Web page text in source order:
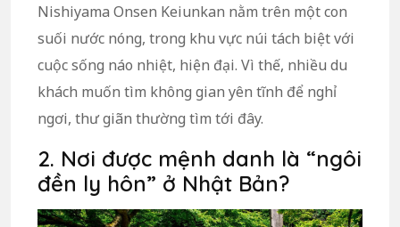
Nishiyama Onsen Keiunkan nằm trên một con
suối nước nóng, trong khu vực núi tách biệt với
cuộc sống náo nhiệt, hiện đại. Vì thế, nhiều du
khách muốn tìm không gian yên tĩnh để nghỉ
ngơi, thư giãn thường tìm tới đây.
2. Nơi được mệnh danh là “ngôi
đền ly hôn” ở Nhật Bản?